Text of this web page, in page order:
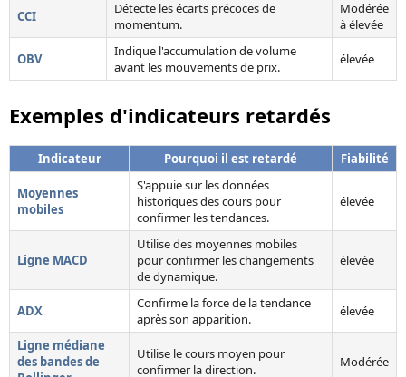
CCI
Détecte les écarts précoces de
momentum.
Modérée
à élevée
OBV
Indique l'accumulation de volume
avant les mouvements de prix.
élevée
Exemples d'indicateurs retardés
Indicateur Pourquoi il est retardé Fiabilité
Moyennes
mobiles
S'appuie sur les données
historiques des cours pour
confirmer les tendances.
élevée
Ligne MACD
Utilise des moyennes mobiles
pour confirmer les changements
de dynamique.
élevée
ADX
Confirme la force de la tendance
après son apparition.
élevée
Ligne médiane
des bandes de
Utilise le cours moyen pour
confirmer la direction.
Modérée